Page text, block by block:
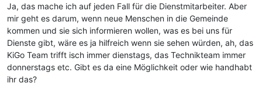
Ja, das mache ich auf jeden Fall für die Dienstmitarbeiter. Aber
mir geht es darum, wenn neue Menschen in die Gemeinde
kommen und sie sich informieren wollen, was es bei uns für
Dienste gibt, wäre es ja hilfreich wenn sie sehen würden, ah, das
KiGo Team trifft isch immer dienstags, das Technikteam immer
donnerstags etc. Gibt es da eine Möglichkeit oder wie handhabt
ihr das?